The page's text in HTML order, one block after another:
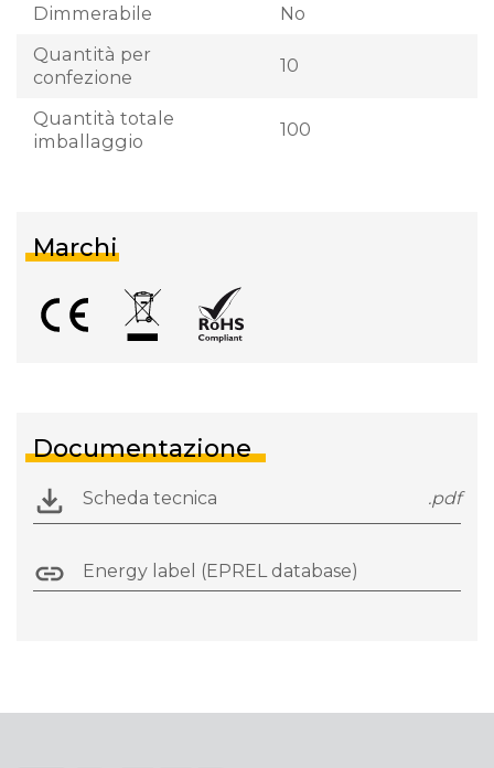
Dimmerabile
No
Quantità per
confezione
10
Quantità totale
imballaggio
100
Marchi
Documentazione
Scheda tecnica .pdf
Energy label (EPREL database)